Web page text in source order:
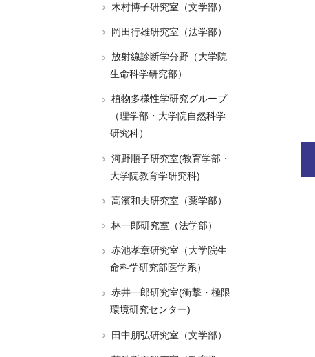
木村博子研究室（文学部）
岡田行雄研究室（法学部）
放射線診断学分野（大学院
生命科学研究部）
植物多様性学研究グループ
（理学部・大学院自然科学
研究科）
河野順子研究室(教育学部・
大学院教育学研究科)
高濱和夫研究室（薬学部）
林一郎研究室（法学部）
赤池孝章研究室（大学院生
命科学研究部医学系）
赤井一郎研究室(衝撃・極限
環境研究センター)
田中朋弘研究室（文学部）